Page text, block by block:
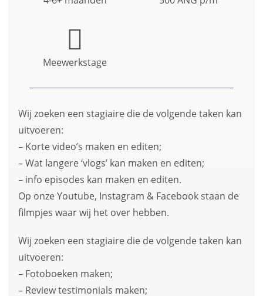
Meewerkstage
Wij zoeken een stagiaire die de volgende taken kan
uitvoeren:
– Korte video’s maken en editen;
– Wat langere ‘vlogs’ kan maken en editen;
– info episodes kan maken en editen.
Op onze Youtube, Instagram & Facebook staan de
filmpjes waar wij het over hebben.
Wij zoeken een stagiaire die de volgende taken kan
uitvoeren:
– Fotoboeken maken;
– Review testimonials maken;